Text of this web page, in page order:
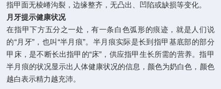
指甲面无棱嵴沟裂，边缘整齐，无凸出、凹陷或缺损等变化。
月牙提示健康状况
在指甲下方五分之一处，有一条白色弧形的痕迹，就是人们说
的“月牙”，也叫“半月痕”。半月痕实际是长到指甲基底部的部分
甲床，是不断长出指甲的“床”，供应指甲生长所需的营养。指甲
半月痕的状况显示出人体健康状况的信息，颜色为奶白色，颜色
越白表示精力越充沛。